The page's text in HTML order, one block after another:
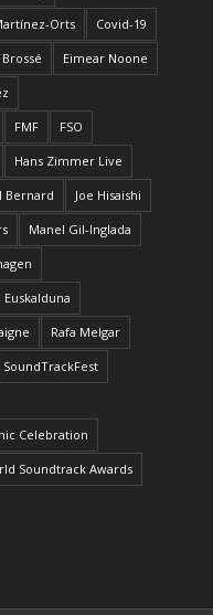
Orts Covid-19
Eimear Noone
FMF FSO
Hans Zimmer Live
Bernard Joe Hisaishi
Manel Gil-Inglada
Euskalduna
Rafa Melgar
SoundTrackFest
Celebration
Soundtrack Awards